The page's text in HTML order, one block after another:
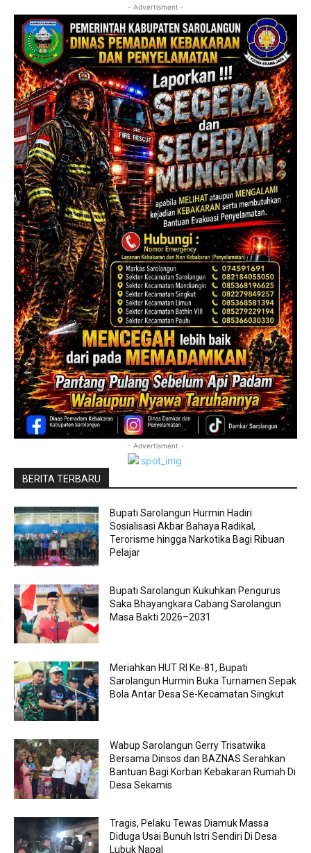
- Advertisment -
- Advertisment -
BERITA TERBARU
Bupati Sarolangun Hurmin Hadiri
Sosialisasi Akbar Bahaya Radikal,
Terorisme hingga Narkotika Bagi Ribuan
Pelajar
Bupati Sarolangun Kukuhkan Pengurus
Saka Bhayangkara Cabang Sarolangun
Masa Bakti 2026–2031
Meriahkan HUT RI Ke-81, Bupati
Sarolangun Hurmin Buka Turnamen Sepak
Bola Antar Desa Se-Kecamatan Singkut
Wabup Sarolangun Gerry Trisatwika
Bersama Dinsos dan BAZNAS Serahkan
Bantuan Bagi Korban Kebakaran Rumah Di
Desa Sekamis
Tragis, Pelaku Tewas Diamuk Massa
Diduga Usai Bunuh Istri Sendiri Di Desa
Lubuk Napal